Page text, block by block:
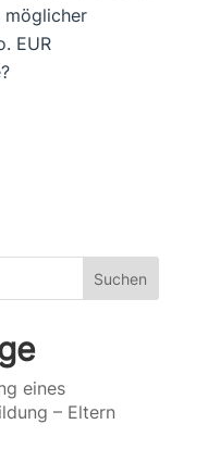
möglicher
EUR
Suchen
eines
– Eltern